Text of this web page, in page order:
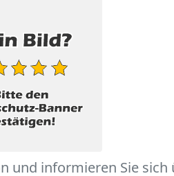
und informieren Sie sich